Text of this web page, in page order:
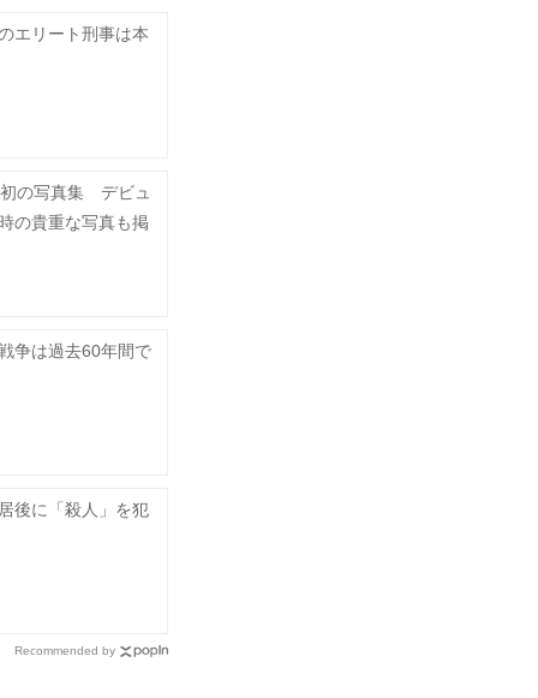
エリート刑事は本
の写真集 デビュ
の貴重な写真も掲
争は過去60年間で
後に「殺人」を犯
Recommended by